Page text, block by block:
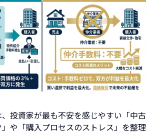
投資家が最も不安を感じやすい「中古
や「購入プロセスのストレス」を整理